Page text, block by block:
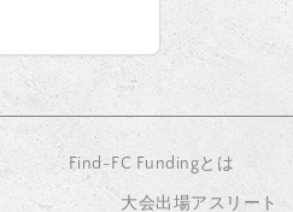
Find-FC Fundingとは
大会出場アスリート